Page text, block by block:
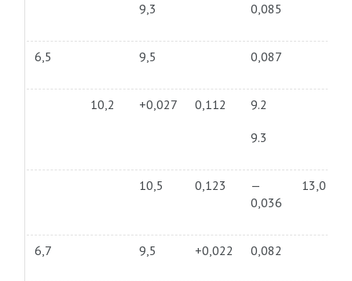
9,3 0,085
6,5 9,5 0,087
10,2 +0,027 0,112 9.2
9.3
10,5 0,123
—
0,036
13,0
6,7 9,5 +0,022 0,082